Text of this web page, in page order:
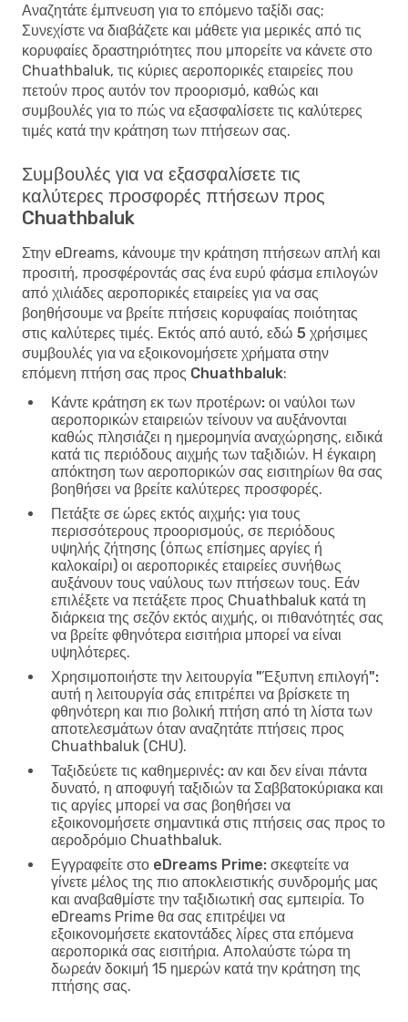
Αναζητάτε έμπνευση για το επόμενο ταξίδι σας;
Συνεχίστε να διαβάζετε και μάθετε για μερικές από τις
κορυφαίες δραστηριότητες που μπορείτε να κάνετε στο
Chuathbaluk, τις κύριες αεροπορικές εταιρείες που
πετούν προς αυτόν τον προορισμό, καθώς και
συμβουλές για το πώς να εξασφαλίσετε τις καλύτερες
τιμές κατά την κράτηση των πτήσεων σας.
Συμβουλές για να εξασφαλίσετε τις
καλύτερες προσφορές πτήσεων προς
Chuathbaluk
Στην eDreams, κάνουμε την κράτηση πτήσεων απλή και
προσιτή, προσφέροντάς σας ένα ευρύ φάσμα επιλογών
από χιλιάδες αεροπορικές εταιρείες για να σας
βοηθήσουμε να βρείτε πτήσεις κορυφαίας ποιότητας
στις καλύτερες τιμές. Εκτός από αυτό, εδώ 5 χρήσιμες
συμβουλές για να εξοικονομήσετε χρήματα στην
επόμενη πτήση σας προς Chuathbaluk:
Κάντε κράτηση εκ των προτέρων: οι ναύλοι των
αεροπορικών εταιρειών τείνουν να αυξάνονται
καθώς πλησιάζει η ημερομηνία αναχώρησης, ειδικά
κατά τις περιόδους αιχμής των ταξιδιών. Η έγκαιρη
απόκτηση των αεροπορικών σας εισιτηρίων θα σας
βοηθήσει να βρείτε καλύτερες προσφορές.
Πετάξτε σε ώρες εκτός αιχμής: για τους
περισσότερους προορισμούς, σε περιόδους
υψηλής ζήτησης (όπως επίσημες αργίες ή
καλοκαίρι) οι αεροπορικές εταιρείες συνήθως
αυξάνουν τους ναύλους των πτήσεων τους. Εάν
επιλέξετε να πετάξετε προς Chuathbaluk κατά τη
διάρκεια της σεζόν εκτός αιχμής, οι πιθανότητές σας
να βρείτε φθηνότερα εισιτήρια μπορεί να είναι
υψηλότερες.
Χρησιμοποιήστε την λειτουργία "Έξυπνη επιλογή":
αυτή η λειτουργία σάς επιτρέπει να βρίσκετε τη
φθηνότερη και πιο βολική πτήση από τη λίστα των
αποτελεσμάτων όταν αναζητάτε πτήσεις προς
Chuathbaluk (CHU).
Ταξιδεύετε τις καθημερινές: αν και δεν είναι πάντα
δυνατό, η αποφυγή ταξιδιών τα Σαββατοκύριακα και
τις αργίες μπορεί να σας βοηθήσει να
εξοικονομήσετε σημαντικά στις πτήσεις σας προς το
αεροδρόμιο Chuathbaluk.
Εγγραφείτε στο eDreams Prime: σκεφτείτε να
γίνετε μέλος της πιο αποκλειστικής συνδρομής μας
και αναβαθμίστε την ταξιδιωτική σας εμπειρία. Το
eDreams Prime θα σας επιτρέψει να
εξοικονομήσετε εκατοντάδες λίρες στα επόμενα
αεροπορικά σας εισιτήρια. Απολαύστε τώρα τη
δωρεάν δοκιμή 15 ημερών κατά την κράτηση της
πτήσης σας.